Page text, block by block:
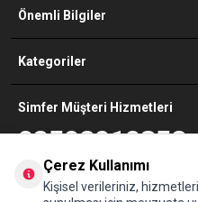
Önemli Bilgiler
Kategoriler
Simfer Müşteri Hizmetleri
08502010352
Adres
Çerez Kullanımı
Kişisel verileriniz,